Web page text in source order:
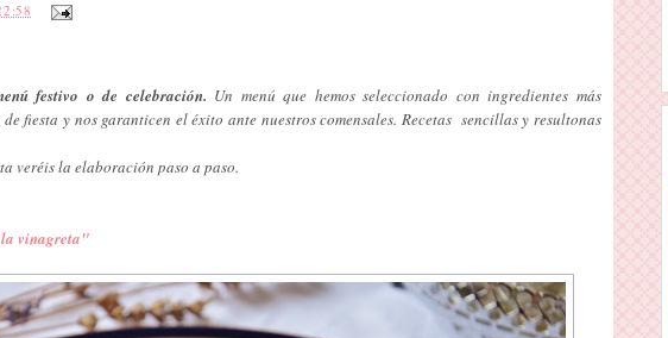
festivo o de celebración. Un menú que hemos seleccionado con ingredientes más
fiesta y nos garanticen el éxito ante nuestros comensales. Recetas sencillas y resultonas
veréis la elaboración paso a paso.
la vinagreta"